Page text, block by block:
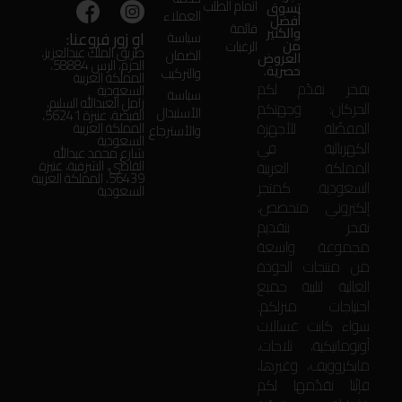
تسوق
أفضل
والكثير
من
العروض
حصرية.
بفخر نقدّم لكم
الحركان: وجهتكم
المفضّلة للأجهزة
الكهربائية في
المملكة العربية
السعودية. كمتجر
إلكتروني متخصص،
نفخر بتقديم
مجموعة واسعة
من منتجات الجودة
العالية لتلبية جميع
احتياجات منزلكم.
سواء كانت غسالات
أوتوماتيكية، ثلاجات،
مايكروويف، وغيرها،
فإنّنا نقدّمها لكم
اتمام الطلب
قائمة
الرغبات
العملاء
سياسة
الضمان
والتركيب
سياسة
الأستبدال
والأسترجاع
او زور فروعنا:
طريق الملك عبدالعزيز،
الحزم، الرس 58884،
المملكة العربية
السعودية
زامل العبدالله السليم،
الفيضة، عنيزة 56241،
المملكة العربية
السعودية
شارع محمد عبدالله
القاضي، الشرقية، عنيزة
56439، المملكة العربية
السعودية